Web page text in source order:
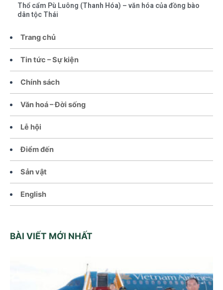
Trang chủ
Tin tức – Sự kiện
Chính sách
Văn hoá – Đời sống
Lễ hội
Điểm đến
Sản vật
English
BÀI VIẾT MỚI NHẤT
Thổ cẩm Pù Luông (Thanh Hóa) – văn hóa của đồng bào
dân tộc Thái